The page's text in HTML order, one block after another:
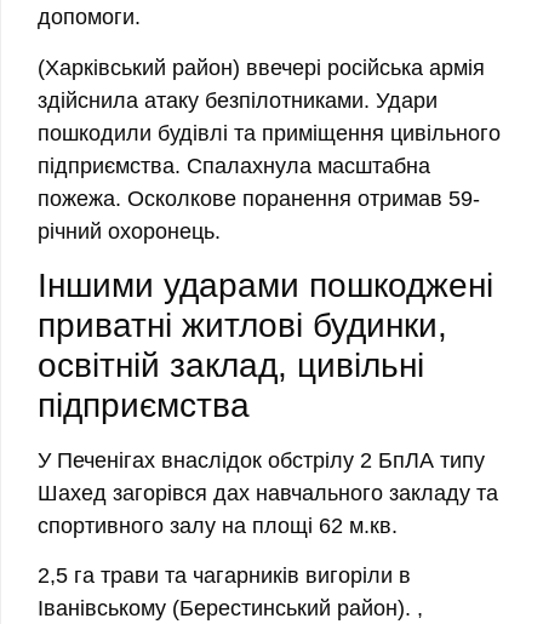
допомоги.
(Харківський район) ввечері російська армія
здійснила атаку безпілотниками. Удари
пошкодили будівлі та приміщення цивільного
підприємства. Спалахнула масштабна
пожежа. Осколкове поранення отримав 59-
річний охоронець.
Іншими ударами пошкоджені
приватні житлові будинки,
освітній заклад, цивільні
підприємства
У Печенігах внаслідок обстрілу 2 БпЛА типу
Шахед загорівся дах навчального закладу та
спортивного залу на площі 62 м.кв.
2,5 га трави та чагарників вигоріли в
Іванівському (Берестинський район). ,